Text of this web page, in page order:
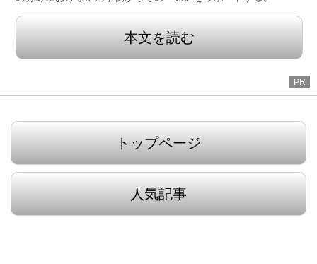
本文を読む
PR
トップページ
人気記事